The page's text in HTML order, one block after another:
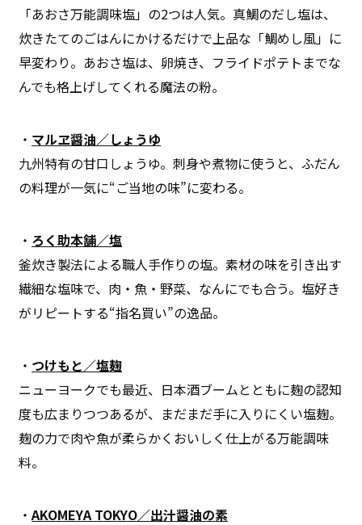
「あおさ万能調味塩」の2つは人気。真鯛のだし塩は、
炊きたてのごはんにかけるだけで上品な「鯛めし風」に
早変わり。あおさ塩は、卵焼き、フライドポテトまでな
んでも格上げしてくれる魔法の粉。
・ マルヱ醤油／しょうゆ
九州特有の甘口しょうゆ。刺身や煮物に使うと、ふだん
の料理が一気に“ご当地の味”に変わる。
・ ろく助本舗／塩
釜炊き製法による職人手作りの塩。素材の味を引き出す
繊細な塩味で、肉・魚・野菜、なんにでも合う。塩好き
がリピートする“指名買い”の逸品。
・ つけもと／塩麹
ニューヨークでも最近、日本酒ブームとともに麹の認知
度も広まりつつあるが、まだまだ手に入りにくい塩麹。
麹の力で肉や魚が柔らかくおいしく仕上がる万能調味
料。
・AKOMEYA TOKYO／出汁醤油の素